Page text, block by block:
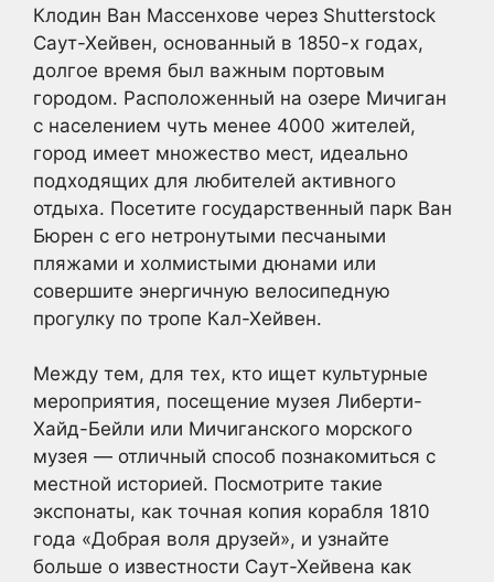
Клодин Ван Массенхове через Shutterstock
Саут-Хейвен, основанный в 1850-х годах,
долгое время был важным портовым
городом. Расположенный на озере Мичиган
с населением чуть менее 4000 жителей,
город имеет множество мест, идеально
подходящих для любителей активного
отдыха. Посетите государственный парк Ван
Бюрен с его нетронутыми песчаными
пляжами и холмистыми дюнами или
совершите энергичную велосипедную
прогулку по тропе Кал-Хейвен.
Между тем, для тех, кто ищет культурные
мероприятия, посещение музея Либерти-
Хайд-Бейли или Мичиганского морского
музея — отличный способ познакомиться с
местной историей. Посмотрите такие
экспонаты, как точная копия корабля 1810
года «Добрая воля друзей», и узнайте
больше о известности Саут-Хейвена как